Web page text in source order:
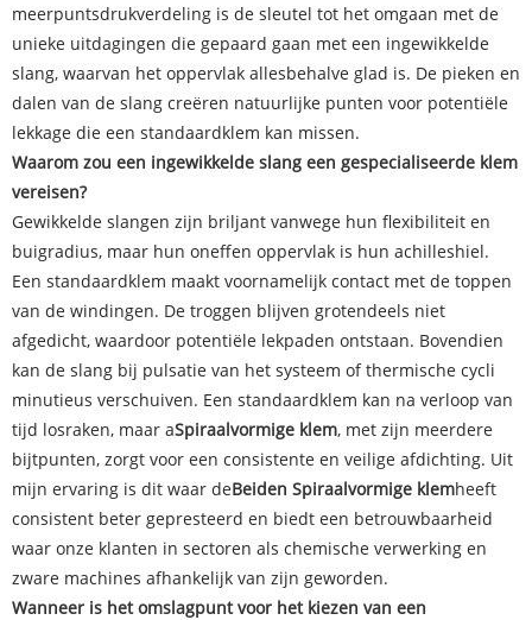
meerpuntsdrukverdeling is de sleutel tot het omgaan met de
unieke uitdagingen die gepaard gaan met een ingewikkelde
slang, waarvan het oppervlak allesbehalve glad is. De pieken en
dalen van de slang creëren natuurlijke punten voor potentiële
lekkage die een standaardklem kan missen.
Waarom zou een ingewikkelde slang een gespecialiseerde klem
vereisen?
Gewikkelde slangen zijn briljant vanwege hun flexibiliteit en
buigradius, maar hun oneffen oppervlak is hun achilleshiel.
Een standaardklem maakt voornamelijk contact met de toppen
van de windingen. De troggen blijven grotendeels niet
afgedicht, waardoor potentiële lekpaden ontstaan. Bovendien
kan de slang bij pulsatie van het systeem of thermische cycli
minutieus verschuiven. Een standaardklem kan na verloop van
tijd losraken, maar aSpiraalvormige klem, met zijn meerdere
bijtpunten, zorgt voor een consistente en veilige afdichting. Uit
mijn ervaring is dit waar deBeiden Spiraalvormige klemheeft
consistent beter gepresteerd en biedt een betrouwbaarheid
waar onze klanten in sectoren als chemische verwerking en
zware machines afhankelijk van zijn geworden.
Wanneer is het omslagpunt voor het kiezen van een